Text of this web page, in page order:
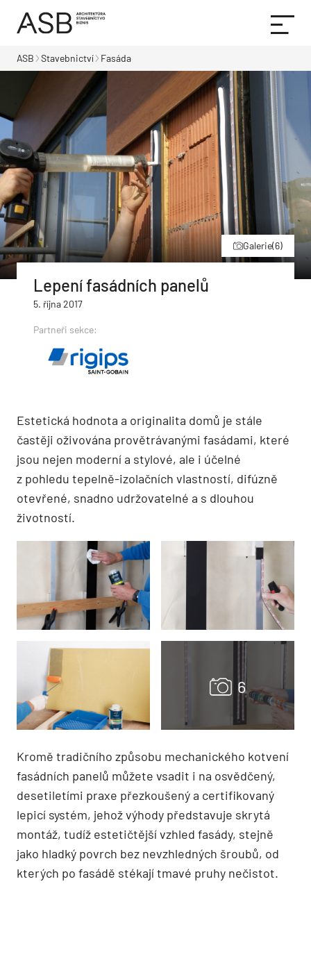
ASB Stavebnictví Fasáda
Galerie(6)
Lepení fasádních panelů
5. října 2017
Partneři sekce:
Estetická hodnota a originalita domů je stále
častěji oživována provětrávanými fasádami, které
jsou nejen moderní a stylové, ale i účelné
z pohledu tepelně-izolačních vlastností, difúzně
otevřené, snadno udržovatelné a s dlouhou
životností.
Kromě tradičního způsobu mechanického kotvení
fasádních panelů můžete vsadit i na osvědčený,
desetiletími praxe přezkoušený a certifikovaný
lepicí systém, jehož výhody představuje skrytá
montáž, tudíž estetičtější vzhled fasády, stejně
jako hladký povrch bez nevzhledných šroubů, od
kterých po fasádě stékají tmavé pruhy nečistot.